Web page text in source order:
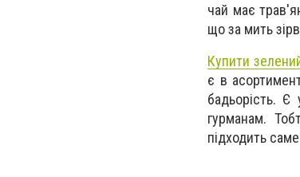
чай має
що за мить
Купити
є в
бадьорість. Є
гурманам.
підходить